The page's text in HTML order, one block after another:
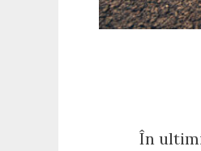
În